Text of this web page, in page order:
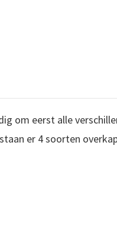
om eerst alle
er 4 soorten